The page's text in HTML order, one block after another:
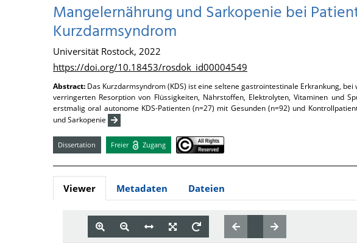
Mangelernährung und Sarkopenie bei
Kurzdarmsyndrom
Universität Rostock, 2022
https://doi.org/10.18453/rosdok_id00004549
Abstract: Das Kurzdarmsyndrom (KDS) ist eine seltene gastrointestinale Erkrankung,
verringerten Resorption von Flüssigkeiten, Nährstoffen, Elektrolyten, Vitaminen und
erstmalig oral autonome KDS-Patienten (n=27) mit Gesunden (n=92) und
und Sarkopenie
Dissertation Freier Zugang
Viewer Metadaten Dateien